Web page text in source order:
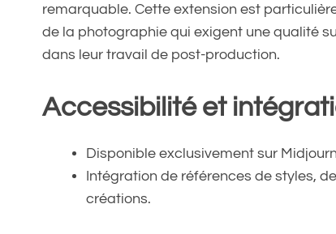
remarquable. Cette extension est
de la photographie qui exigent une qualité
dans leur travail de post-production.
Accessibilité et
Disponible exclusivement sur
Intégration de références de styles,
créations.